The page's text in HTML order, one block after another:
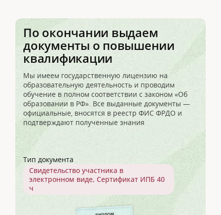
По окончании выдаем
документы о повышении
квалификации
Мы имеем государственную лицензию на
образовательную деятельность и проводим
обучение в полном соответствии с законом «Об
образовании в РФ». Все выданные документы —
официальные, вносятся в реестр ФИС ФРДО и
подтверждают полученные знания
Тип документа
Свидетельство участника в
электронном виде, Сертификат ИПБ 40
ч